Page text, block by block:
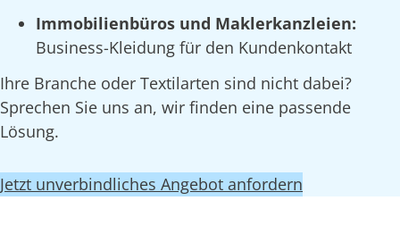
Immobilienbüros und Maklerkanzleien:
Business-Kleidung für den Kundenkontakt
Ihre Branche oder Textilarten sind nicht dabei?
Sprechen Sie uns an, wir finden eine passende
Lösung.
Jetzt unverbindliches Angebot anfordern